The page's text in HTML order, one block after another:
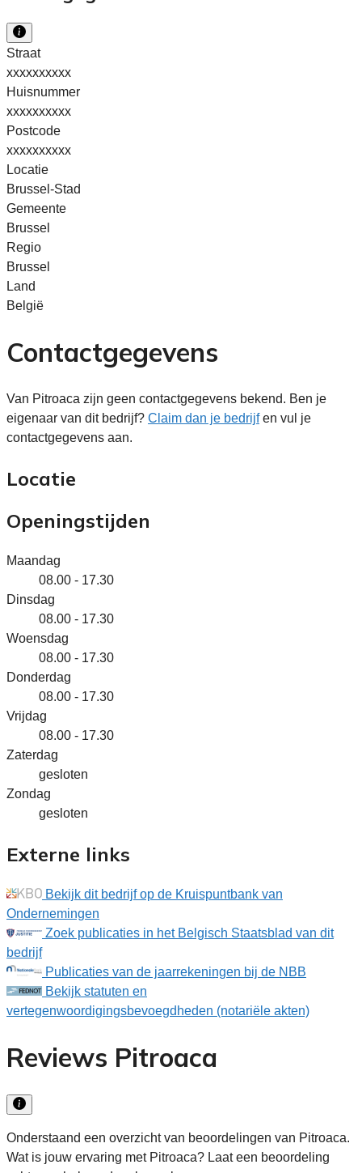
Straat
xxxxxxxxxx
Huisnummer
xxxxxxxxxx
Postcode
xxxxxxxxxx
Locatie
Brussel-Stad
Gemeente
Brussel
Regio
Brussel
Land
België
Contactgegevens
Van Pitroaca zijn geen contactgegevens bekend. Ben je
eigenaar van dit bedrijf? Claim dan je bedrijfen vul je
contactgegevens aan.
Locatie
Openingstijden
Maandag
08.00 - 17.30
Dinsdag
08.00 - 17.30
Woensdag
08.00 - 17.30
Donderdag
08.00 - 17.30
Vrijdag
08.00 - 17.30
Zaterdag
gesloten
Zondag
gesloten
Externe links
Bekijk dit bedrijf op de Kruispuntbank van
Ondernemingen
Zoek publicaties in het Belgisch Staatsblad van dit
bedrijf
Publicaties van de jaarrekeningen bij de NBB
Bekijk statuten en
vertegenwoordigingsbevoegdheden (notariële akten)
Reviews Pitroaca
Onderstaand een overzicht van beoordelingen van Pitroaca.
Wat is jouw ervaring met Pitroaca? Laat een beoordeling